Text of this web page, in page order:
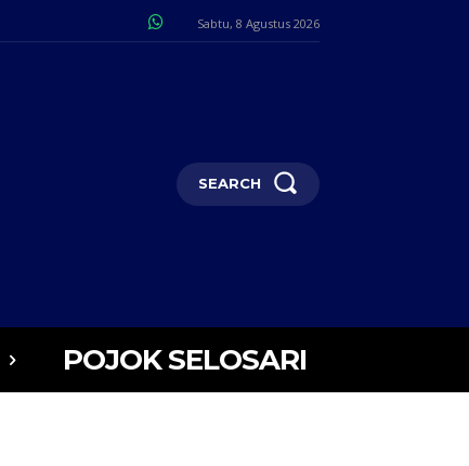
Sabtu, 8 Agustus 2026
SEARCH
POJOK SELOSARI